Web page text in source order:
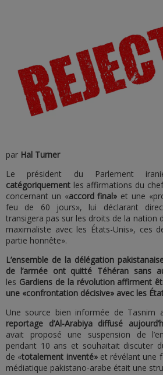
par Hal Turner
Le président du Parlement
catégoriquement les affirmations du
concernant un «accord final» et une
feu de 60 jours», lui déclarant
transigera pas sur les droits de la nation
maximaliste avec les États-Unis», ces
partie honnête».
L’ensemble de la délégation
de l’armée ont quitté Téhéran sans
les Gardiens de la révolution affirment
une «confrontation décisive» avec les
Une source bien informée de Tasnim
reportage d’Al-Arabiya diffusé
avait proposé une suspension de
pendant 10 ans et souhaitait discuter
de «totalement inventé»et révélant une
médiatique pakistano-arabe était une